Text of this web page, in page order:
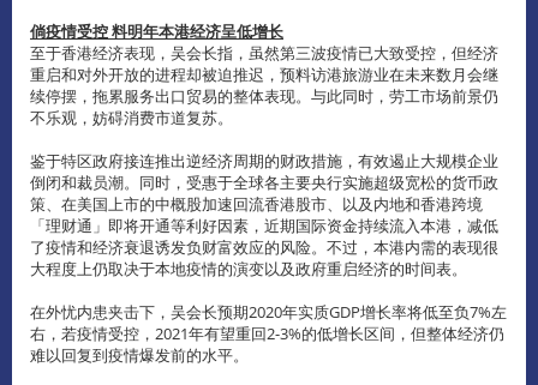
倘疫情受控 料明年本港经济呈低增长
至于香港经济表现，吴会长指，虽然第三波疫情已大致受控，但经济
重启和对外开放的进程却被迫推迟，预料访港旅游业在未来数月会继
续停摆，拖累服务出口贸易的整体表现。与此同时，劳工市场前景仍
不乐观，妨碍消费市道复苏。
鉴于特区政府接连推出逆经济周期的财政措施，有效遏止大规模企业
倒闭和裁员潮。同时，受惠于全球各主要央行实施超级宽松的货币政
策、在美国上市的中概股加速回流香港股市、以及内地和香港跨境
「理财通」即将开通等利好因素，近期国际资金持续流入本港，减低
了疫情和经济衰退诱发负财富效应的风险。不过，本港内需的表现很
大程度上仍取决于本地疫情的演变以及政府重启经济的时间表。
在外忧内患夹击下，吴会长预期2020年实质GDP增长率将低至负7%左
右，若疫情受控，2021年有望重回2-3%的低增长区间，但整体经济仍
难以回复到疫情爆发前的水平。